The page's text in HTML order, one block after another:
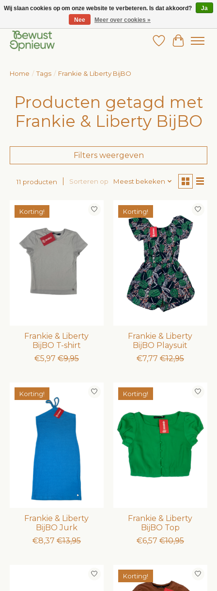
Wij bieden het grootste aanbod in betaalbare kinderkleding!
Verlanglijst
Home / Tags / Frankie & Liberty BijBO
Producten getagd met
Frankie & Liberty BijBO
Filters weergeven
11 producten Sorteren op Meest bekeken
Korting!
Frankie & Liberty
BijBO T-shirt
€5,97 €9,95
Korting!
Frankie & Liberty
BijBO Playsuit
€7,77 €12,95
Korting!
Frankie & Liberty
BijBO Jurk
€8,37 €13,95
Korting!
Frankie & Liberty
BijBO Top
€6,57 €10,95
Korting!
Wij slaan cookies op om onze website te verbeteren. Is dat akkoord?
Ja
Nee
Meer over cookies »